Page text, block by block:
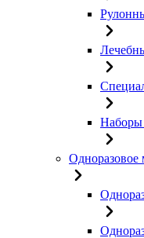
Наборы
Одноразовое